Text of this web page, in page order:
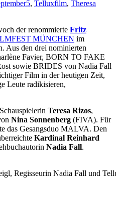
, Telluxfilm, Theresa
der renommierte Fritz
MÜNCHEN im
Aus den drei nominierten
Favier, BORN TO FAKE
sowie BRIDES von Nadia Fall
Film in der heutigen Zeit,
Leute radikisieren,
Teresa Rizos,
Nina Sonnenberg (FIVA). Für
das Gesangsduo MALVA. Den
Kardinal Reinhard
Nadia Fall.
Regisseurin Nadia Fall und